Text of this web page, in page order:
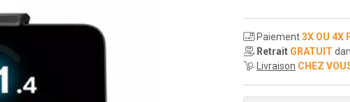
Paiement3X OU 4X
Retrait GRATUIT
Livraison CHEZ